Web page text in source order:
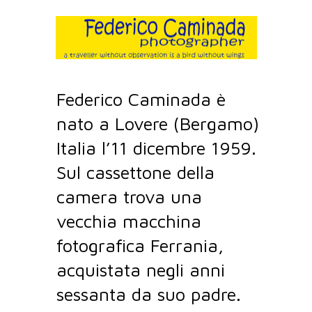
Federico Caminada è
nato a Lovere (Bergamo)
Italia l’11 dicembre 1959.
Sul cassettone della
camera trova una
vecchia macchina
fotografica Ferrania,
acquistata negli anni
sessanta da suo padre.